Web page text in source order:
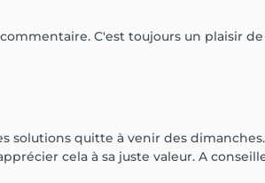
C'est toujours un plaisir
solutions quitte à venir des
cela à sa juste valeur. A